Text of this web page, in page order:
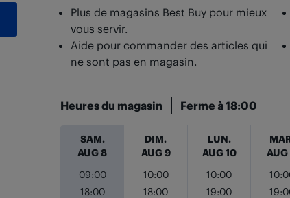
Plus de magasins Best Buy pour mieux
vous servir.
Aide pour commander des articles qui
ne sont pas en magasin.
Heures du magasin Ferme à18:00
Jour de la semaineHeures
SAM.
AUG 8
09:00
18:00
DIM.
AUG 9
10:00
18:00
LUN.
AUG 10
10:00
19:00
AUG